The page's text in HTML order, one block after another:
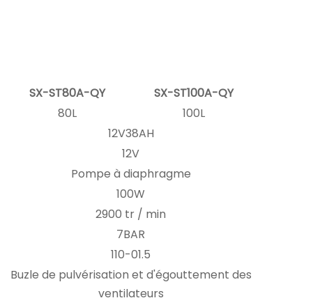
SX-ST80A-QY
SX-ST100A-QY
80L
100L
12V38AH
12V
Pompe à diaphragme
100W
2900 tr / min
7BAR
110-01.5
Buzle de pulvérisation et d'égouttement des
ventilateurs